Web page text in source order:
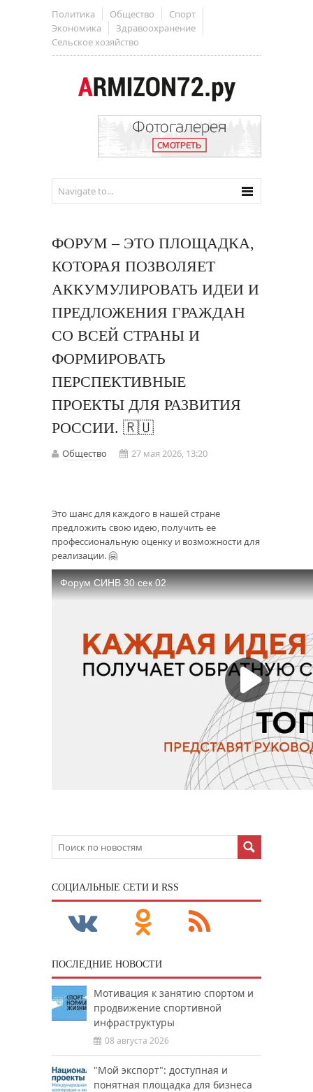
Политика Общество
Спорт
Экономика
Здравоохранение
Сельское хозяйство
ФОРУМ – ЭТО ПЛОЩАДКА,
КОТОРАЯ ПОЗВОЛЯЕТ
АККУМУЛИРОВАТЬ ИДЕИ И
ПРЕДЛОЖЕНИЯ ГРАЖДАН
СО ВСЕЙ СТРАНЫ И
ФОРМИРОВАТЬ
ПЕРСПЕКТИВНЫЕ
ПРОЕКТЫ ДЛЯ РАЗВИТИЯ
РОССИИ. 🇷🇺
Общество 27 мая 2026, 13:20
Это шанс для каждого в нашей стране
предложить свою идею, получить ее
профессиональную оценку и возможности для
реализации. 🤗
CОЦИАЛЬНЫЕ СЕТИ И RSS
ПОСЛЕДНИЕ НОВОСТИ
Мотивация к занятию спортом и
продвижение спортивной
инфраструктуры
08 августа 2026
"Мой экспорт": доступная и
понятная площадка для бизнеса